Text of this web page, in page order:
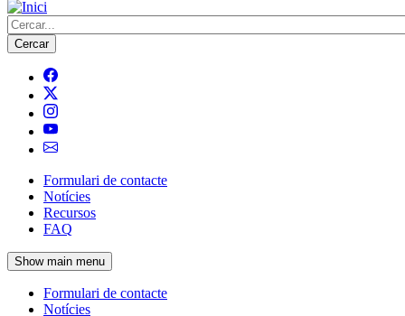
Cerca
Navegació
principal
de
l'encapçalament
Formulari de contacte
Notícies
Recursos
FAQ
Show main menu
Formulari de contacte
Notícies